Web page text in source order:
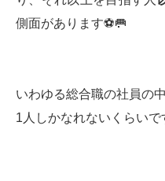
側面があります⚽️🥅
いわゆる総合職の社員の
1人しかなれないくらい